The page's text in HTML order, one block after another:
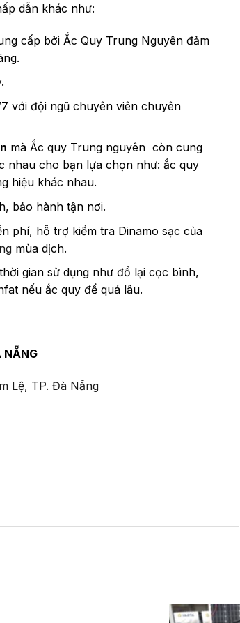
dẫn khác như:
cấp bởi Ắc Quy Trung Nguyên đảm
với đội ngũ chuyên viên chuyên
mà Ắc quy Trung nguyên còn cung
nhau cho bạn lựa chọn như: ắc quy
hiệu khác nhau.
bảo hành tận nơi.
phí, hỗ trợ kiểm tra Dinamo sạc của
mùa dịch.
gian sử dụng như đổ lại cọc bình,
nếu ắc quy để quá lâu.
NẴNG
Lệ, TP. Đà Nẵng